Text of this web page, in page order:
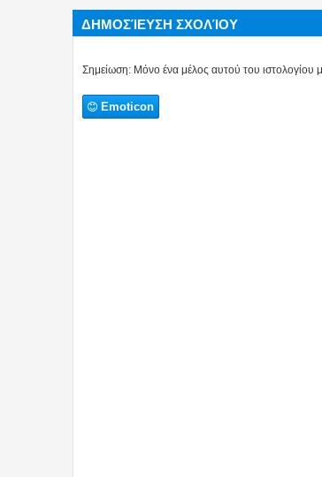
ΔΗΜΟΣΊΕΥΣΗ ΣΧΟΛΊΟΥ
Σημείωση: Μόνο ένα μέλος αυτού του ιστολογίου
Emoticon